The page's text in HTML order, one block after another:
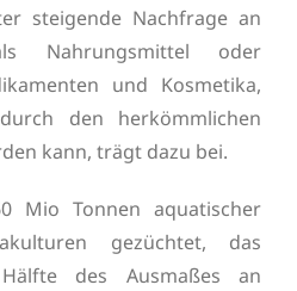
steigende Nachfrage an
Nahrungsmittel oder
und Kosmetika,
den herkömmlichen
kann, trägt dazu bei.
Mio Tonnen aquatischer
gezüchtet, das
des Ausmaßes an